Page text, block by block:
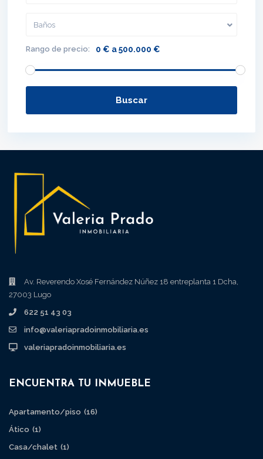
Baños
Rango de precio: 0 € a 500.000 €
Buscar
Av. Reverendo Xosé Fernández Núñez 18 entreplanta 1 Dcha,
27003 Lugo
622 51 43 03
info@valeriapradoinmobiliaria.es
valeriapradoinmobiliaria.es
ENCUENTRA TU INMUEBLE
Apartamento/piso (16)
Ático (1)
Casa/chalet (1)